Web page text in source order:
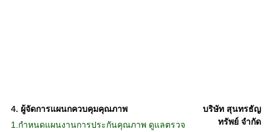
4. ผู้จัดการแผนกควบคุมคุณภาพ
1.กำหนดแผนงานการประกันคุณภาพ ดูแลตรวจ
บริษัท สุนทรธัญ
ทรัพย์ จำกัด